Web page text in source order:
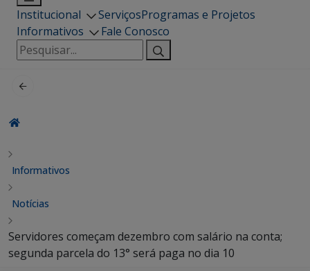
Institucional ServiçosProgramas e Projetos
Informativos
Fale Conosco
Pesquisar
por:
Informativos
Notícias
Servidores começam dezembro com salário na conta;
segunda parcela do 13° será paga no dia 10